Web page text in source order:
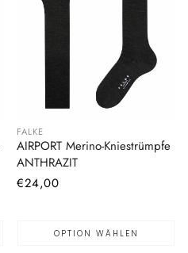
FALKE
AIRPORT Merino-Kniestrümpfe
ANTHRAZIT
Normaler
€24,00
OPTION WÄHLEN